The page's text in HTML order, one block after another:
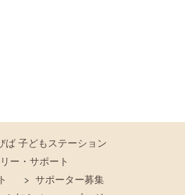
ば 子どもステーション
ー・サポート
サポーター募集